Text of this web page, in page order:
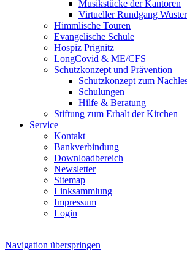
Musikstücke der Kantoren
Virtueller Rundgang
Himmlische Touren
Evangelische Schule
Hospiz Prignitz
LongCovid & ME/CFS
Schutzkonzept und Prävention
Schutzkonzept zum
Schulungen
Hilfe & Beratung
Stiftung zum Erhalt der Kirchen
Service
Kontakt
Bankverbindung
Downloadbereich
Newsletter
Sitemap
Linksammlung
Impressum
Login
Navigation überspringen